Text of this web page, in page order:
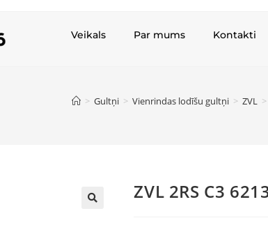
Veikals Par mums Kontakti
> Gultņi > Vienrindas lodīšu gultņi > ZVL >
ZVL 2RS C3